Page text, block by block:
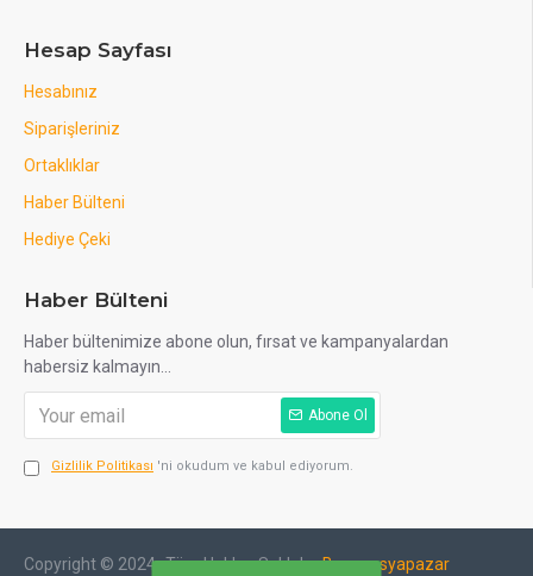
Hesap Sayfası
Hesabınız
Siparişleriniz
Ortaklıklar
Haber Bülteni
Hediye Çeki
Haber Bülteni
Haber bültenimize abone olun, fırsat ve kampanyalardan
habersiz kalmayın...
Abone Ol
Gizlilik Politikası 'ni okudum ve kabul ediyorum.
Copyright © 2024- Tüm Hakları Saklıdır -Beyazesyapazar